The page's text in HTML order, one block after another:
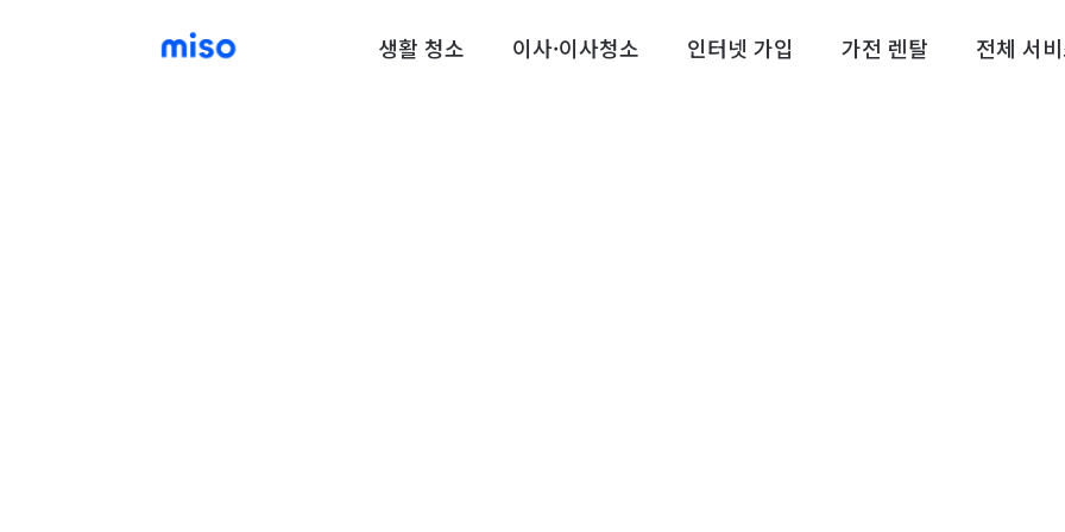
생활 청소 이사·이사청소 인터넷 가입 가전 렌탈 전체 서